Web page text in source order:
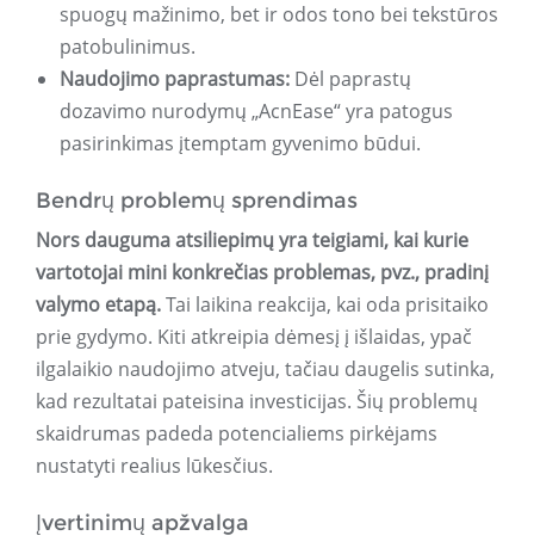
spuogų mažinimo, bet ir odos tono bei tekstūros
patobulinimus.
Naudojimo paprastumas: Dėl paprastų
dozavimo nurodymų „AcnEase“ yra patogus
pasirinkimas įtemptam gyvenimo būdui.
Bendrų problemų sprendimas
Nors dauguma atsiliepimų yra teigiami, kai kurie
vartotojai mini konkrečias problemas, pvz., pradinį
valymo etapą.Tai laikina reakcija, kai oda prisitaiko
prie gydymo. Kiti atkreipia dėmesį į išlaidas, ypač
ilgalaikio naudojimo atveju, tačiau daugelis sutinka,
kad rezultatai pateisina investicijas. Šių problemų
skaidrumas padeda potencialiems pirkėjams
nustatyti realius lūkesčius.
Įvertinimų apžvalga